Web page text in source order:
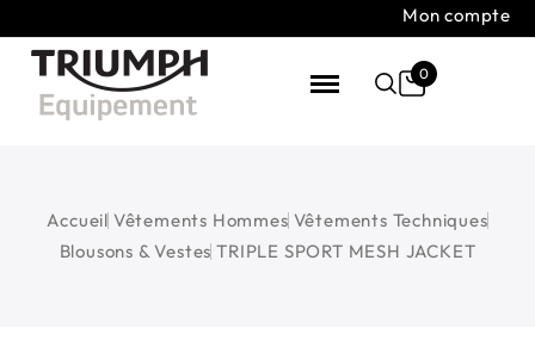
Mon compte
0
Accueil Vêtements Hommes Vêtements Techniques
Blousons & Vestes TRIPLE SPORT MESH JACKET